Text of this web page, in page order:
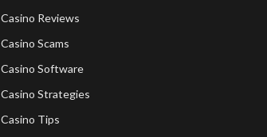
Casino Reviews
Casino Scams
Casino Software
Casino Strategies
Casino Tips